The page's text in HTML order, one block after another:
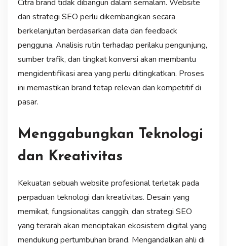
Citra brand tidak dibangun dalam semalam. Website
dan strategi SEO perlu dikembangkan secara
berkelanjutan berdasarkan data dan feedback
pengguna. Analisis rutin terhadap perilaku pengunjung,
sumber trafik, dan tingkat konversi akan membantu
mengidentifikasi area yang perlu ditingkatkan. Proses
ini memastikan brand tetap relevan dan kompetitif di
pasar.
Menggabungkan Teknologi
dan Kreativitas
Kekuatan sebuah website profesional terletak pada
perpaduan teknologi dan kreativitas. Desain yang
memikat, fungsionalitas canggih, dan strategi SEO
yang terarah akan menciptakan ekosistem digital yang
mendukung pertumbuhan brand. Mengandalkan ahli di